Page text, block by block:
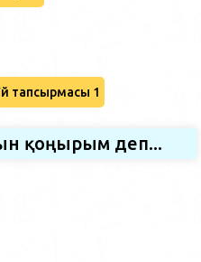
тапсырмасы 1
қоңырым деп...